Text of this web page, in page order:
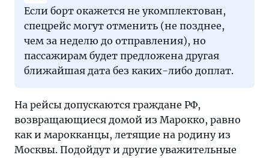
Если борт окажется не укомплектован,
спецрейс могут отменить (не позднее,
чем за неделю до отправления), но
пассажирам будет предложена другая
ближайшая дата без каких-либо доплат.
На рейсы допускаются граждане РФ,
возвращающиеся домой из Марокко, равно
как и марокканцы, летящие на родину из
Москвы. Подойдут и другие уважительные